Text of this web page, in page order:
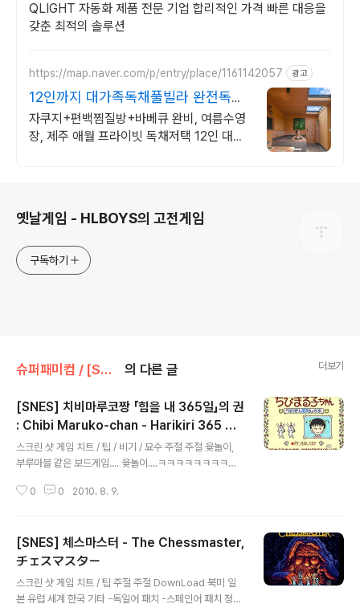
QLIGHT 자동화 제품 전문 기업 합리적인 가격 빠른 대응을
갖춘 최적의 솔루션
https://map.naver.com/p/entry/place/1161142057 광고
12인까지 대가족독채풀빌라 완전독채
프라이빗 가족저택
자쿠지+편백찜질방+바베큐 완비, 여름수영
장, 제주 애월 프라이빗 독채저택 12인 대가
옛날게임 - HLBOYS의 고전게임
구독하기
슈퍼패미컴 / [SNES] [SFC]/퍼즐 의 다른 글 더보기
[SNES] 치비마루코짱 「힘을 내 365일」의 권
: Chibi Maruko-chan - Harikiri 365 Nic
hi no Maki, 찌비마루꼬의 [힘내서 365일]
편 - ちびまる子ちゃん「はりきり365日」の
스크린 샷 게임 치트 / 팁 / 비기 / 묘수 주절 주절 윷놀이,
부루마블 같은 보드게임.... 윷놀이....ㅋㅋㅋㅋㅋㅋㅋㅋㅋ
타 정보 더 보기 / 링크 관련 게임 / 다른 플랫폼 게임 [메가
엔진/액션/아케이드] - [PCE] 치비 마루코짱 퀴즈 데 피햐
라 - Chibi Marukochan Quiz De Pihyara [패미컴/어
드벤쳐] - [NES] 치비 마루코 짱 - 들뜬 쇼핑 : Chibi Mar
uko Chan - Uki Uki Shopping, ちびまる子ちゃん
0 0 2010. 8. 9.
[SNES] 체스마스터 - The Chessmaster,
チェスマスター
스크린 샷 게임 치트 / 팁 주절 주절 DownLoad 북미 일
본 유럽 세계 한국 기타 -독일어 패치 -스페인어 패치 정보